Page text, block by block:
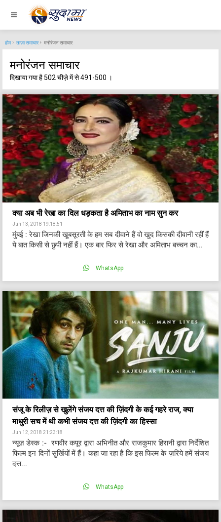
होम ताज़ा समाचार मनोरंजन समाचार
मनोरंजन समाचार
दिखाया गया है 502 चीज़े में से 491-500 ।
क्या अब भी रेखा का दिल धड़कता है अमिताभ का नाम सुन कर
Jun 13, 2018 19:18:51
मुंबई : रेखा जिनकी खूबसूरती के हम सब दीवाने हैं वो खुद किसकी दीवानी रहीं हैं
ये बात किसी से छुपी नहीं हैं। एक बार फिर से रेखा और अमिताभ बच्चन का...
WhatsApp
संजू के रिलीज़ से खुलेंगे संजय दत्त की ज़िंदगी के कई गहरे राज, क्या
माधुरी सच में थी कभी संजय दत्त की ज़िंदगी का हिस्सा
Jun 12, 2018 21:23:18
न्यूज़ डेस्क :- रणवीर कपूर द्वारा अभिनीत और राजकुमार हिरानी द्वारा निर्देशित
फिल्म इन दिनों सुर्खियों में हैं। कहा जा रहा है कि इस फिल्म के ज़रिये हमें संजय
दत्त...
WhatsApp